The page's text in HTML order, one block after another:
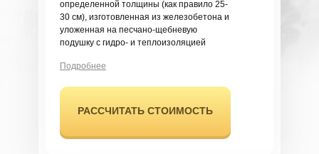
определенной толщины (как правило 25-
30 см), изготовленная из железобетона и
уложенная на песчано-щебневую
подушку с гидро- и теплоизоляцией
Подробнее
РАССЧИТАТЬ СТОИМОСТЬ